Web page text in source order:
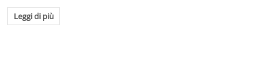
Leggi di più